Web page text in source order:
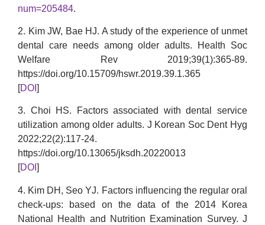
num=205484.
2. Kim JW, Bae HJ. A study of the experience of unmet
dental care needs among older adults. Health Soc
Welfare Rev 2019;39(1):365-89.
https://doi.org/10.15709/hswr.2019.39.1.365
[DOI ]
3. Choi HS. Factors associated with dental service
utilization among older adults. J Korean Soc Dent Hyg
2022;22(2):117-24.
https://doi.org/10.13065/jksdh.20220013
[DOI ]
4. Kim DH, Seo YJ. Factors influencing the regular oral
check-ups: based on the data of the 2014 Korea
National Health and Nutrition Examination Survey. J